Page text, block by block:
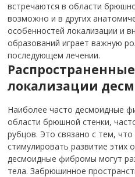
встречаются в области
возможно и в других
особенностей локализации и
образований играет важную
последующем лечении.
локализации
Наиболее часто десмоидные
области брюшной стенки,
рубцов. Это связано с тем,
стимулировать развитие этих
десмоидные фибромы могут
тела. Забрюшинное